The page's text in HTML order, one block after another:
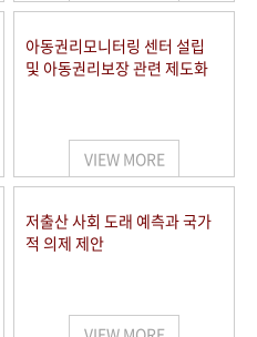
아동권리모니터링 센터 설립
및 아동권리보장 관련 제도화
VIEW MORE
저출산 사회 도래 예측과 국가
적 의제 제안